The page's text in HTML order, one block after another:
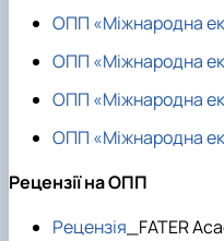
ОПП «Міжнародна
ОПП «Міжнародна
ОПП «Міжнародна
ОПП «Міжнародна
Рецензії на ОПП
Рецензія _FATER